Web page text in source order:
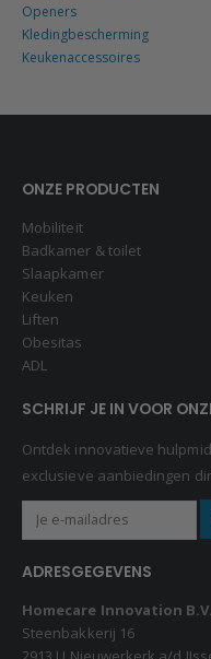
Openers
Kledingbescherming
Keukenaccessoires
ONZE PRODUCTEN
Mobiliteit
Badkamer & toilet
Slaapkamer
Keuken
Liften
Obesitas
ADL
SCHRIJF JE IN VOOR
Ontdek innovatieve
exclusieve aanbiedingen
ADRESGEGEVENS
Homecare Innovation B.V.
Steenbakkerij 16